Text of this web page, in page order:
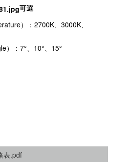
可選
）：2700K、3000K、
）：7°、10°、15°
表.pdf